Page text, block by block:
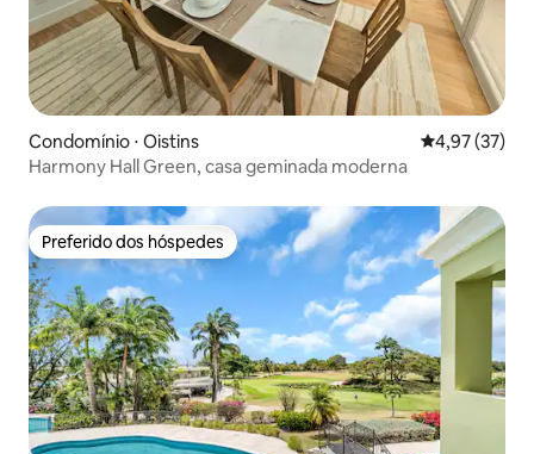
Condomínio ⋅ Oistins 4,97 de uma
4,97 (37)
Harmony Hall Green, casa geminada moderna
Preferido dos hóspedes
Preferido dos hóspedes